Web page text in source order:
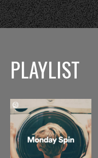
PLAYLIST